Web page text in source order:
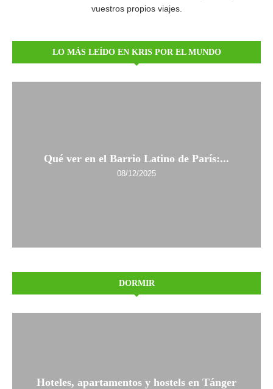
vuestros propios viajes.
LO MÁS LEÍDO EN KRIS POR EL MUNDO
Qué ver en el Barrio Latino de París:...
08/12/2025
DORMIR
Hoteles, apartamentos y hostels en Tánger